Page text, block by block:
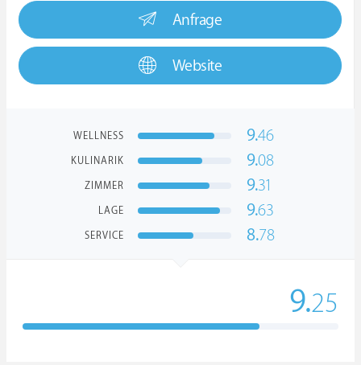
Anfrage
Website
WELLNESS 9.46
KULINARIK 9.08
ZIMMER 9.31
LAGE 9.63
SERVICE 8.78
9.25